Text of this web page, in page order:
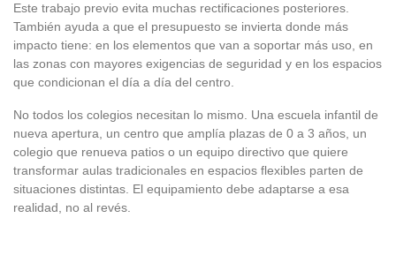
Este trabajo previo evita muchas rectificaciones posteriores.
También ayuda a que el presupuesto se invierta donde más
impacto tiene: en los elementos que van a soportar más uso, en
las zonas con mayores exigencias de seguridad y en los espacios
que condicionan el día a día del centro.
No todos los colegios necesitan lo mismo. Una escuela infantil de
nueva apertura, un centro que amplía plazas de 0 a 3 años, un
colegio que renueva patios o un equipo directivo que quiere
transformar aulas tradicionales en espacios flexibles parten de
situaciones distintas. El equipamiento debe adaptarse a esa
realidad, no al revés.